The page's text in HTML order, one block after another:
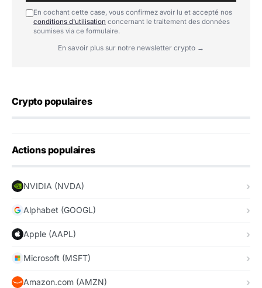
En cochant cette case, vous confirmez avoir lu et accepté nos
conditions d'utilisation concernant le traitement des données
soumises via ce formulaire.
En savoir plus sur notre newsletter crypto →
Crypto populaires
Actions populaires
NVIDIA (NVDA)
Alphabet (GOOGL)
Apple (AAPL)
Microsoft (MSFT)
Amazon.com (AMZN)